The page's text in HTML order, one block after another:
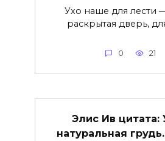
Ухо наше для лести
раскрытая дверь,
0 21
Элис Ив цитата:
натуральная